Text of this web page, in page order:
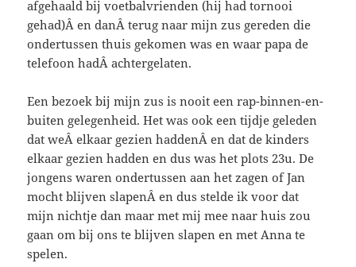
afgehaald bij voetbalvrienden (hij had tornooi
gehad)Â en danÂ terug naar mijn zus gereden die
ondertussen thuis gekomen was en waar papa de
telefoon hadÂ achtergelaten.
Een bezoek bij mijn zus is nooit een rap-binnen-en-
buiten gelegenheid. Het was ook een tijdje geleden
dat weÂ elkaar gezien haddenÂ en dat de kinders
elkaar gezien hadden en dus was het plots 23u. De
jongens waren ondertussen aan het zagen of Jan
mocht blijven slapenÂ en dus stelde ik voor dat
mijn nichtje dan maar met mij mee naar huis zou
gaan om bij ons te blijven slapen en met Anna te
spelen.